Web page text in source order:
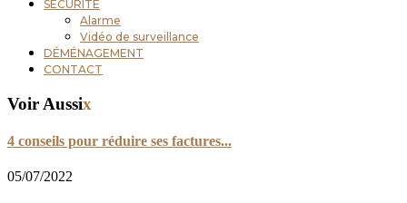
SÉCURITÉ
Alarme
Vidéo de surveillance
DÉMÉNAGEMENT
CONTACT
Voir Aussix
4 conseils pour réduire ses factures...
05/07/2022